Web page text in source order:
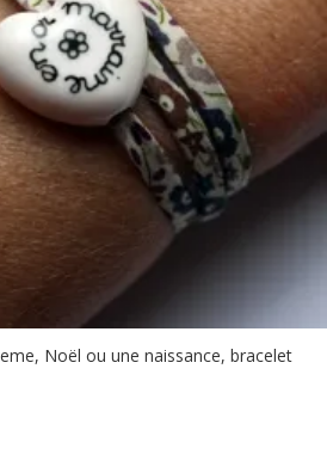
Noël ou une naissance, bracelet